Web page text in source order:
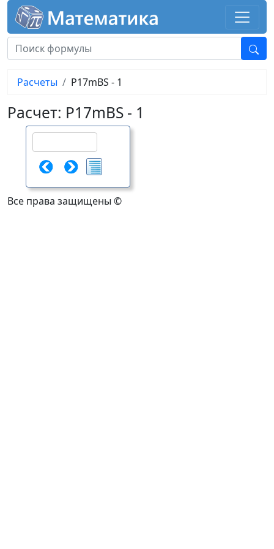
Расчеты P17mBS - 1
Расчет: P17mBS - 1
Все права защищены ©